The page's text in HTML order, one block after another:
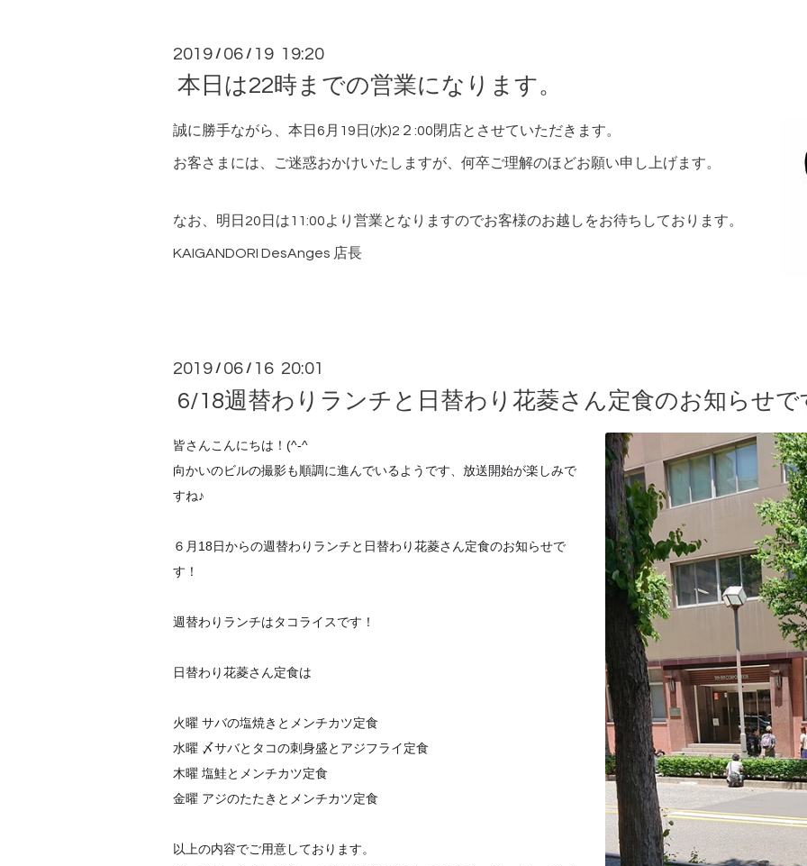
2019 / 06 / 19 19:20
本日は22時までの営業になります。
誠に勝手ながら、本日6月19日(水)2２:00閉店とさせていただきます。
お客さまには、ご迷惑おかけいたしますが、何卒ご理解のほどお願い申し上げます。
なお、明日20日は11:00より営業となりますのでお客様のお越しをお待ちしております。
KAIGANDORI DesAnges 店長
2019 / 06 / 16 20:01
6/18週替わりランチと日替わり花菱さん定食のお知らせで
皆さんこんにちは！(^-^
向かいのビルの撮影も順調に進んでいるようです、放送開始が楽しみで
すね♪
６月18日からの週替わりランチと日替わり花菱さん定食のお知らせで
す！
週替わりランチはタコライスです！
日替わり花菱さん定食は
火曜 サバの塩焼きとメンチカツ定食
水曜 〆サバとタコの刺身盛とアジフライ定食
木曜 塩鮭とメンチカツ定食
金曜 アジのたたきとメンチカツ定食
以上の内容でご用意しております。